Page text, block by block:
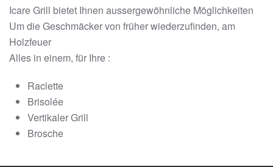
Icare Grill bietet Ihnen aussergewöhnliche Möglichkeiten
Um die Geschmäcker von früher wiederzufinden, am
Holzfeuer
Alles in einem, für Ihre :
Raclette
Brisolée
Vertikaler Grill
Brosche